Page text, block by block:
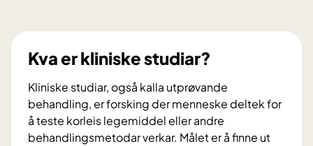
Kva er kliniske studiar?
Kliniske studiar, også kalla utprøvande
behandling, er forsking der menneske deltek for
å teste korleis legemiddel eller andre
behandlingsmetodar verkar. Målet er å finne ut